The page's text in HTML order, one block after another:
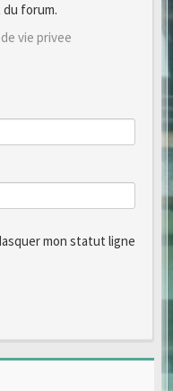
forum.
vie privee
mon statut ligne